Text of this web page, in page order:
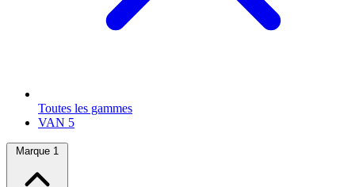
Toutes les gammes
VAN 5
Marque 1